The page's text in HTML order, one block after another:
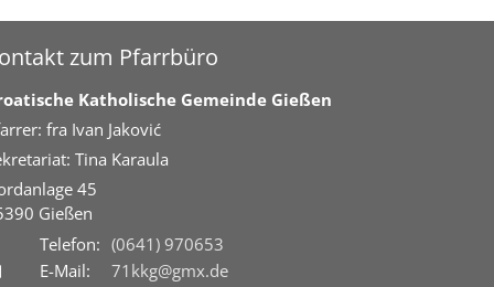
zum Pfarrbüro
Katholische Gemeinde Gießen
fra Ivan Jaković
Tina Karaula
45
Gießen
Telefon: (0641) 970653
E-Mail:
71kkg@gmx.de